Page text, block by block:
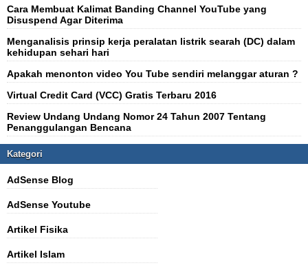
Cara Membuat Kalimat Banding Channel YouTube yang
Disuspend Agar Diterima
Menganalisis prinsip kerja peralatan listrik searah (DC) dalam
kehidupan sehari hari
Apakah menonton video You Tube sendiri melanggar aturan ?
Virtual Credit Card (VCC) Gratis Terbaru 2016
Review Undang Undang Nomor 24 Tahun 2007 Tentang
Penanggulangan Bencana
Kategori
AdSense Blog
AdSense Youtube
Artikel Fisika
Artikel Islam